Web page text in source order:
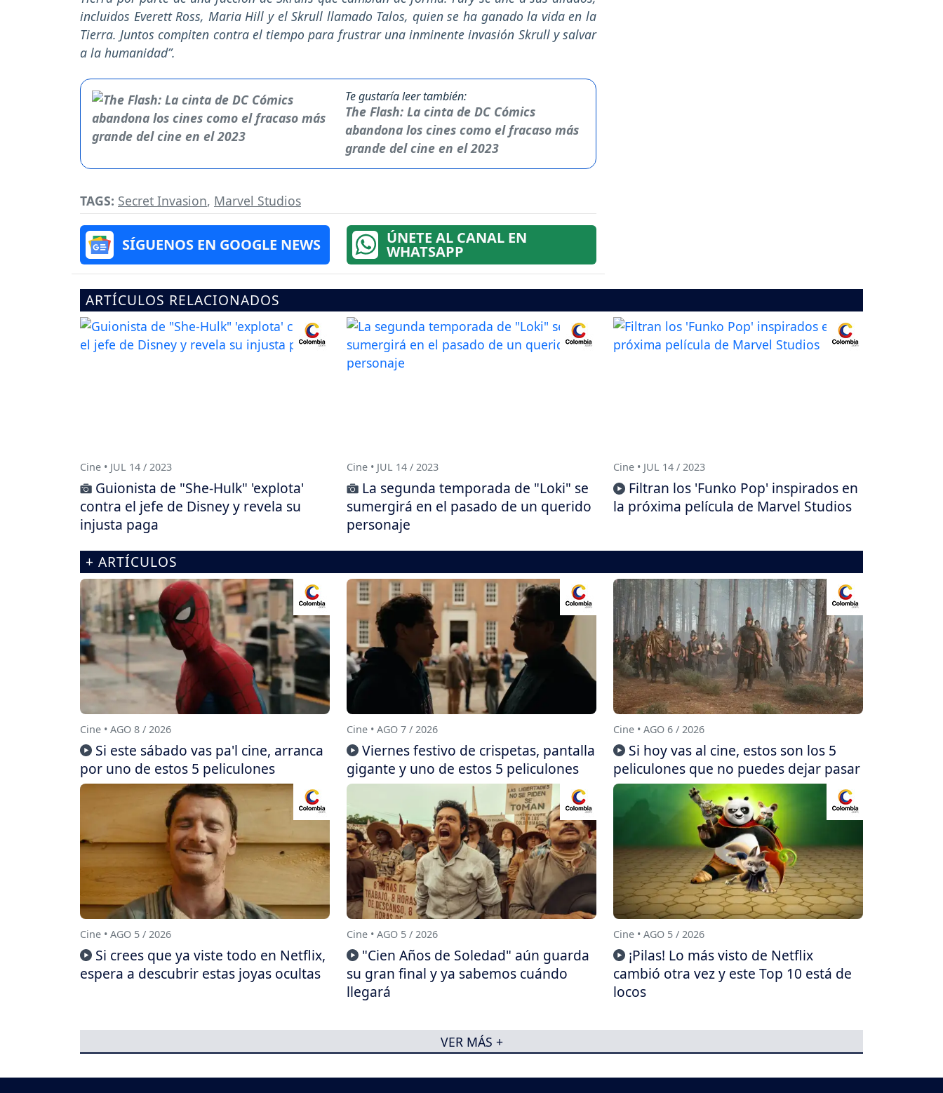
incluidos Everett Ross, Maria Hill y el Skrull llamado Talos, quien se ha ganado la vida en la
Tierra. Juntos compiten contra el tiempo para frustrar una inminente invasión Skrull y salvar
a la humanidad”.
Te gustaría leer también:
The Flash: La cinta de DC Cómics
abandona los cines como el fracaso más
grande del cine en el 2023
TAGS: Secret Invasion, Marvel Studios
SÍGUENOS EN GOOGLE NEWS ÚNETE AL CANAL EN
WHATSAPP
ARTÍCULOS RELACIONADOS
Cine • JUL 14 / 2023
Guionista de "She-Hulk" 'explota'
contra el jefe de Disney y revela su
injusta paga
Cine • JUL 14 / 2023
La segunda temporada de "Loki" se
sumergirá en el pasado de un querido
personaje
Cine • JUL 14 / 2023
Filtran los 'Funko Pop' inspirados en
la próxima película de Marvel Studios
+ ARTÍCULOS
Cine • AGO 8 / 2026
Si este sábado vas pa'l cine, arranca
por uno de estos 5 peliculones
Cine • AGO 7 / 2026
Viernes festivo de crispetas, pantalla
gigante y uno de estos 5 peliculones
Cine • AGO 6 / 2026
Si hoy vas al cine, estos son los 5
peliculones que no puedes dejar pasar
Cine • AGO 5 / 2026
Si crees que ya viste todo en Netflix,
espera a descubrir estas joyas ocultas
Cine • AGO 5 / 2026
"Cien Años de Soledad" aún guarda
su gran final y ya sabemos cuándo
llegará
Cine • AGO 5 / 2026
¡Pilas! Lo más visto de Netflix
cambió otra vez y este Top 10 está de
locos
VER MÁS +